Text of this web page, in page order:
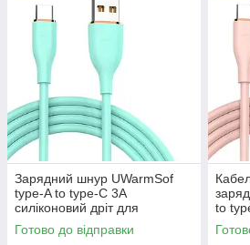
Зарядний шнур UWarmSof
tуре-A to type-C 3A
силіконовий дріт для
заряджання кабель тайп сі
тайп а для заряджання
Готово до відправки
to
а для